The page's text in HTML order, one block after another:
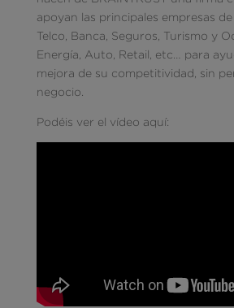
apoyan las principales empresas
Telco, Banca, Seguros, Turismo y
Energía, Auto, Retail, etc… para
mejora de su competitividad, sin
negocio.
Podéis ver el vídeo aquí: